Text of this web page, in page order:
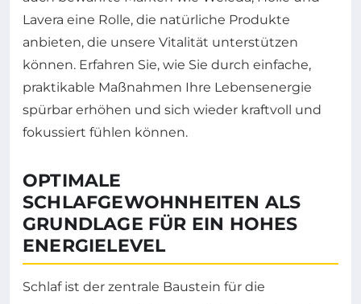
Lavera eine Rolle, die natürliche Produkte
anbieten, die unsere Vitalität unterstützen
können. Erfahren Sie, wie Sie durch einfache,
praktikable Maßnahmen Ihre Lebensenergie
spürbar erhöhen und sich wieder kraftvoll und
fokussiert fühlen können.
OPTIMALE
SCHLAFGEWOHNHEITEN ALS
GRUNDLAGE FÜR EIN HOHES
ENERGIELEVEL
Schlaf ist der zentrale Baustein für die